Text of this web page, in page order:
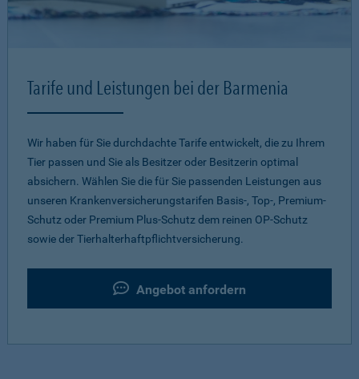
Tarife und Leistungen bei der Barmenia
Wir haben für Sie durchdachte Tarife entwickelt, die zu Ihrem
Tier passen und Sie als Besitzer oder Besitzerin optimal
absichern. Wählen Sie die für Sie passenden Leistungen aus
unseren Krankenversicherungstarifen Basis-, Top-, Premium-
Schutz oder Premium Plus-Schutz dem reinen OP-Schutz
sowie der Tierhalterhaftpflichtversicherung.
Angebot anfordern